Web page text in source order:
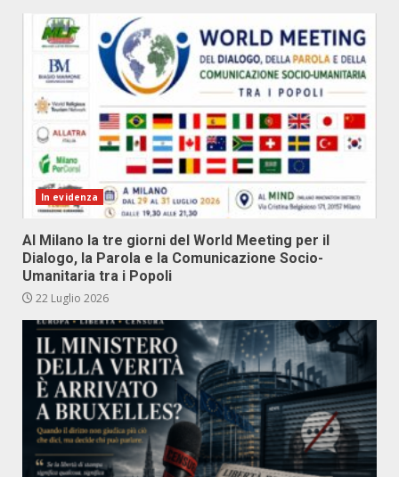
In evidenza
Al Milano la tre giorni del World Meeting per il
Dialogo, la Parola e la Comunicazione Socio-
Umanitaria tra i Popoli
22 Luglio 2026